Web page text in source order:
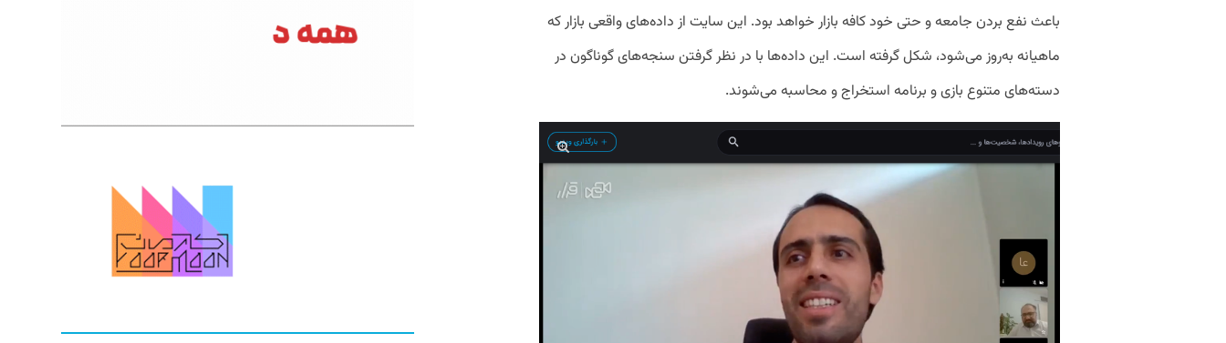
باعث نفع بردن جامعه و حتی خود کافه بازار خواهد بود. این سایت از داده‌های واقعی بازار که
ماهیانه به‌روز می‌شود، شکل گرفته است. این داده‌ها با در نظر گرفتن سنجه‌های گوناگون در
دسته‌های متنوع بازی و برنامه استخراج و محاسبه می‌شوند.